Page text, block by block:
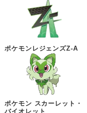
ポケモンレジェンズZ-A
ポケモン スカーレット・
バイオレット